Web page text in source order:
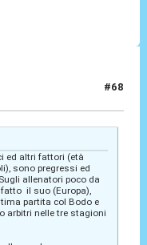
#68
ed altri fattori (età
sono pregressi ed
allenatori poco da
fatto il suo (Europa),
partita col Bodo e
arbitri nelle tre stagioni